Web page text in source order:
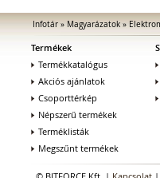
Infotár» Magyarázatok»
Termékek
Termékkatalógus
Akciós ajánlatok
Csoporttérkép
Népszerű termékek
Terméklisták
Megszűnt termékek
© BITFORCE Kft. | Kapcsolat |